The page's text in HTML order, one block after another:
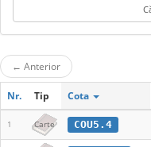
← Anterior
Nr. Tip Cota
1 Carte COU5.4